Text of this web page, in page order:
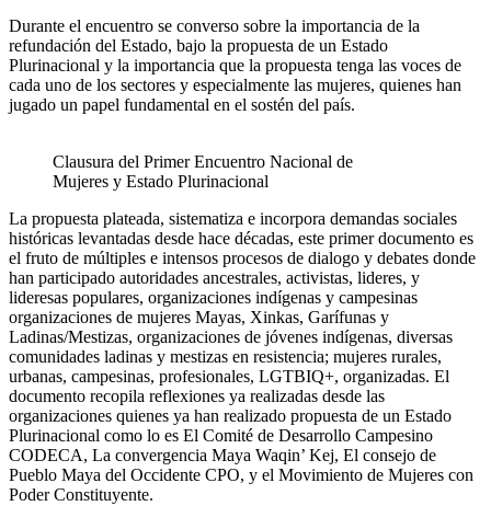
Durante el encuentro se converso sobre la importancia de la
refundación del Estado, bajo la propuesta de un Estado
Plurinacional y la importancia que la propuesta tenga las voces de
cada uno de los sectores y especialmente las mujeres, quienes han
jugado un papel fundamental en el sostén del país.
Clausura del Primer Encuentro Nacional de
Mujeres y Estado Plurinacional
La propuesta plateada, sistematiza e incorpora demandas sociales
históricas levantadas desde hace décadas, este primer documento es
el fruto de múltiples e intensos procesos de dialogo y debates donde
han participado autoridades ancestrales, activistas, lideres, y
lideresas populares, organizaciones indígenas y campesinas
organizaciones de mujeres Mayas, Xinkas, Garífunas y
Ladinas/Mestizas, organizaciones de jóvenes indígenas, diversas
comunidades ladinas y mestizas en resistencia; mujeres rurales,
urbanas, campesinas, profesionales, LGTBIQ+, organizadas. El
documento recopila reflexiones ya realizadas desde las
organizaciones quienes ya han realizado propuesta de un Estado
Plurinacional como lo es El Comité de Desarrollo Campesino
CODECA, La convergencia Maya Waqin’ Kej, El consejo de
Pueblo Maya del Occidente CPO, y el Movimiento de Mujeres con
Poder Constituyente.